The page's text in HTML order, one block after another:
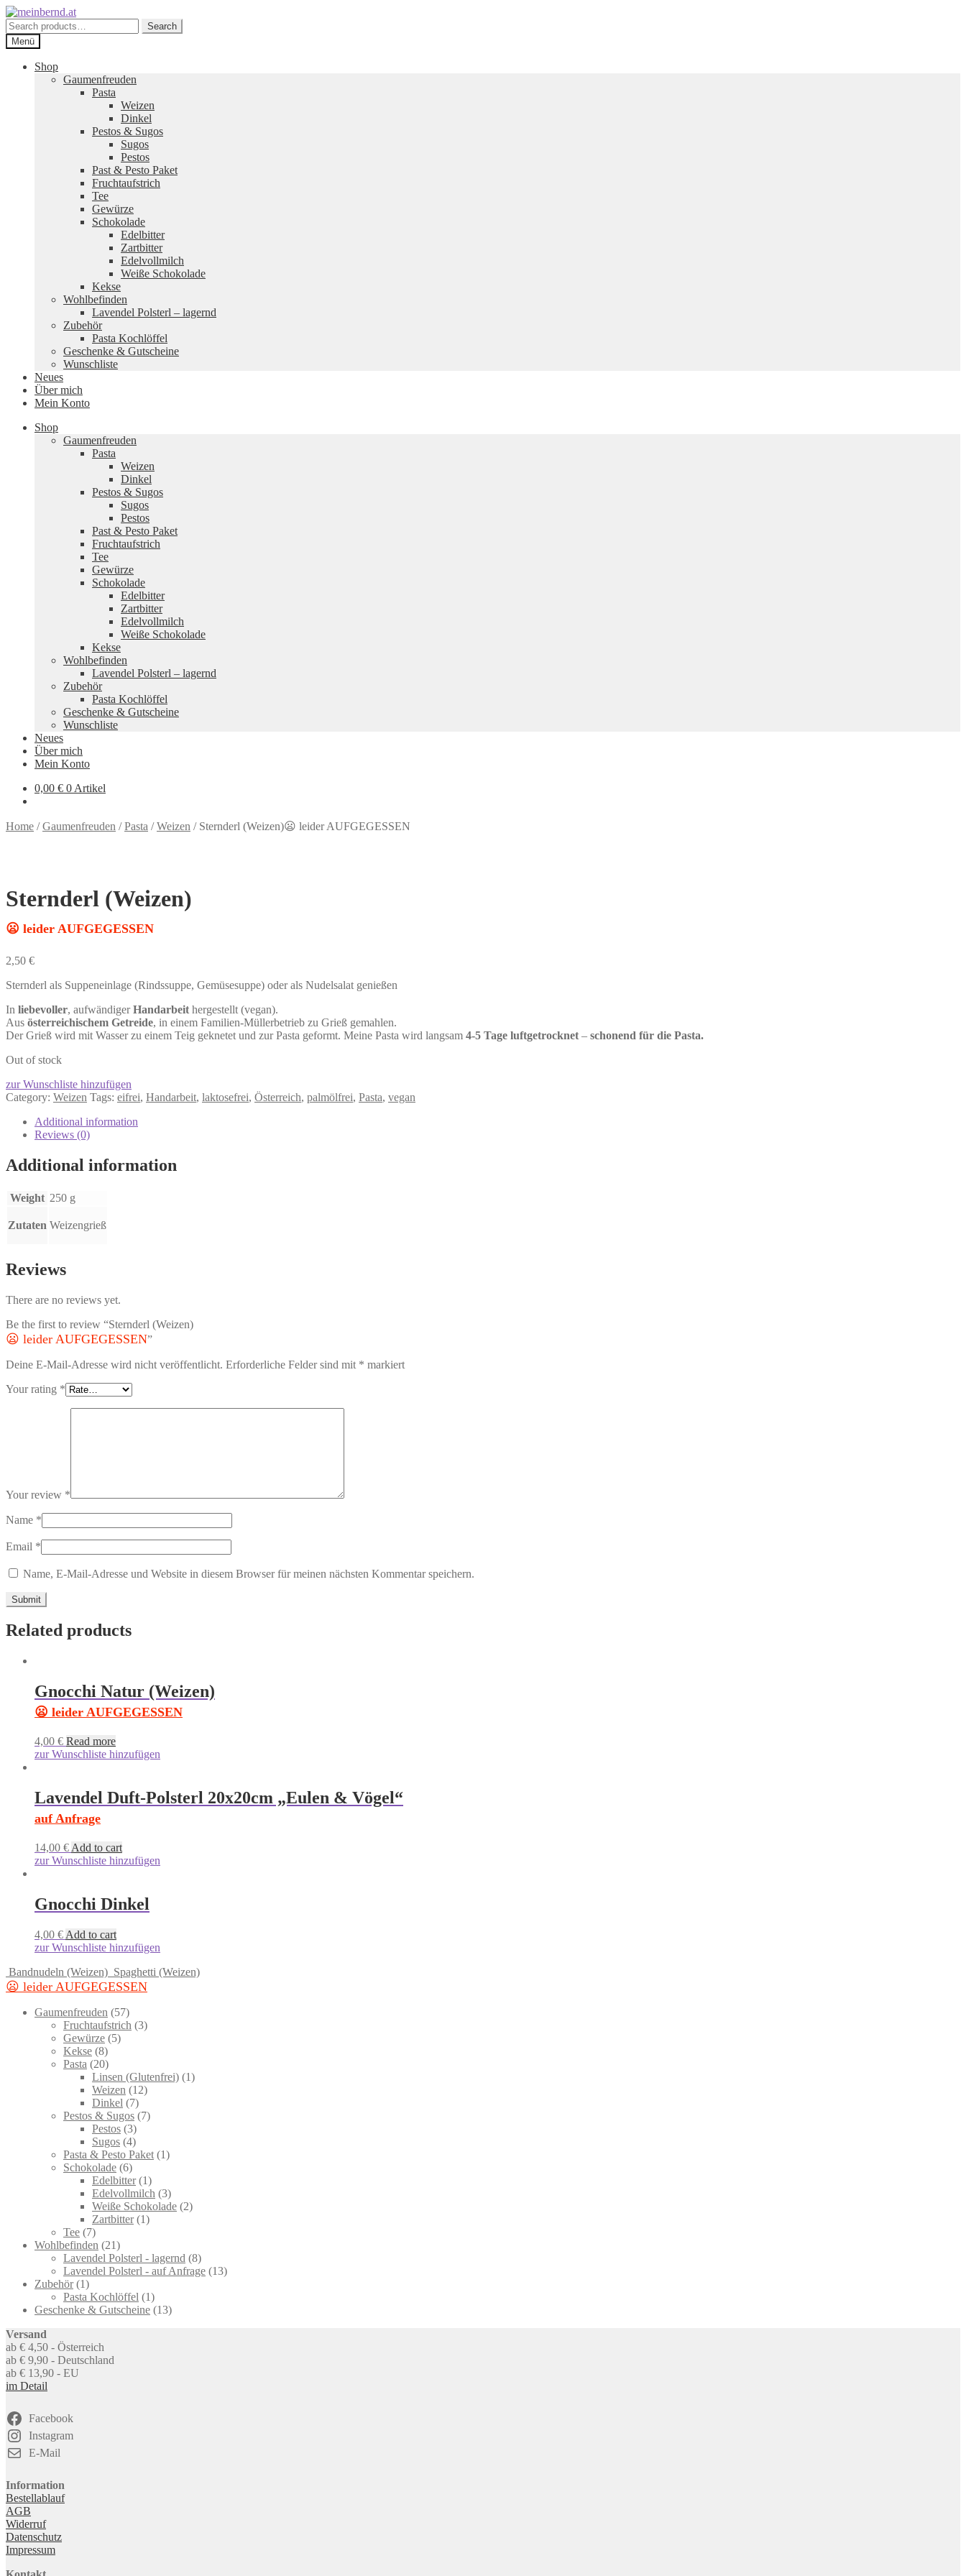
Zur
Navigation
springen
Zum
Inhalt
springen
Search
for:
Search
Menü
Shop
Gaumenfreuden
Pasta
Weizen
Dinkel
Pestos & Sugos
Sugos
Pestos
Past & Pesto Paket
Fruchtaufstrich
Tee
Gewürze
Schokolade
Edelbitter
Zartbitter
Edelvollmilch
Weiße Schokolade
Kekse
Wohlbefinden
Lavendel Polsterl – lagernd
Zubehör
Pasta Kochlöffel
Geschenke & Gutscheine
Wunschliste
Neues
Über mich
Mein Konto
Shop
Gaumenfreuden
Pasta
Weizen
Dinkel
Pestos & Sugos
Sugos
Pestos
Past & Pesto Paket
Fruchtaufstrich
Tee
Gewürze
Schokolade
Edelbitter
Zartbitter
Edelvollmilch
Weiße Schokolade
Kekse
Wohlbefinden
Lavendel Polsterl – lagernd
Zubehör
Pasta Kochlöffel
Geschenke & Gutscheine
Wunschliste
Neues
Über mich
Mein Konto
0,00 € 0 Artikel
Home /Gaumenfreuden /Pasta /Weizen / Sternderl (Weizen)😦 leider AUFGEGESSEN
Sternderl (Weizen)
😦 leider AUFGEGESSEN
2,50 €
Sternderl als Suppeneinlage (Rindssuppe, Gemüsesuppe) oder als Nudelsalat genießen
In liebevoller, aufwändigerHandarbeit hergestellt (vegan).
Aus österreichischem Getreide, in einem Familien-Müllerbetrieb zu Grieß gemahlen.
Der Grieß wird mit Wasser zu einem Teig geknetet und zur Pasta geformt. Meine Pasta wird langsam 4-5 Tage luftgetrocknet – schonend für die Pasta.
Out of stock
zur Wunschliste hinzufügen
Category: Weizen Tags: eifrei, Handarbeit, laktosefrei, Österreich, palmölfrei, Pasta, vegan
Additional information
Reviews (0)
Additional information
Weight 250 g
Zutaten Weizengrieß
Reviews
There are no reviews yet.
Be the first to review “Sternderl (Weizen)
😦 leider AUFGEGESSEN”
Deine E-Mail-Adresse wird nicht veröffentlicht. Erforderliche Felder sind mit * markiert
Your rating *
Your review *
Name *
Email *
Name, E-Mail-Adresse und Website in diesem Browser für meinen nächsten Kommentar speichern.
Related products
Gnocchi Natur (Weizen)
😦 leider AUFGEGESSEN
4,00 € Read more
zur Wunschliste hinzufügen
Lavendel Duft-Polsterl 20x20cm „Eulen & Vögel“
auf Anfrage
14,00 € Add to cart
zur Wunschliste hinzufügen
Gnocchi Dinkel
4,00 € Add to cart
zur Wunschliste hinzufügen
Bandnudeln (Weizen) Spaghetti (Weizen)
😦 leider AUFGEGESSEN
Gaumenfreuden 5757
products
Fruchtaufstrich 33
Gewürze 55
Kekse 88
products
Pasta 2020
products
Linsen (Glutenfrei) 11
Weizen 1212
Dinkel 77
products
Pestos & Sugos 77
Pestos 33
products
Sugos 44
products
Pasta & Pesto Paket 11
Schokolade 66
products
Edelbitter 11
product
Edelvollmilch 33
products
Weiße Schokolade 22
Zartbitter 11
Tee 77
products
Wohlbefinden 2121
products
Lavendel Polsterl - lagernd 88
products
Lavendel Polsterl - auf Anfrage 1313
Zubehör 11
product
Pasta Kochlöffel 11
product
Geschenke & Gutscheine 1313
Versand
ab € 4,50 - Österreich
ab € 9,90 - Deutschland
ab € 13,90 - EU
im Detail
Facebook
Instagram
E-Mail
Information
Bestellablauf
AGB
Widerruf
Datenschutz
Impressum